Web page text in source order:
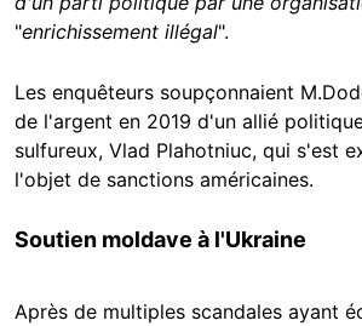
"enrichissement illégal".
Les enquêteurs soupçonnaient
de l'argent en 2019 d'un allié
sulfureux, Vlad Plahotniuc, qui s'est
l'objet de sanctions américaines.
Soutien moldave à l'Ukraine
Après de multiples scandales ayant